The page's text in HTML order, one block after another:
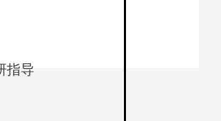
指导